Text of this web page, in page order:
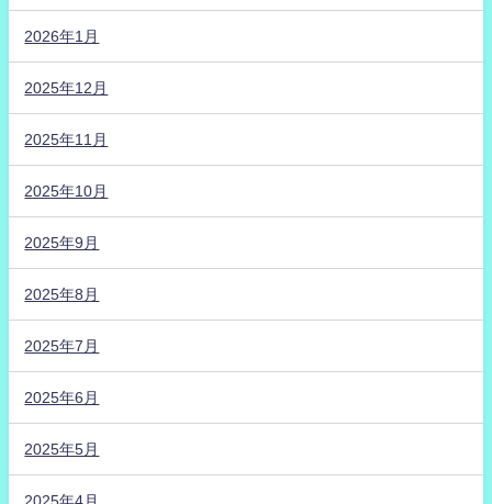
2026年1月
2025年12月
2025年11月
2025年10月
2025年9月
2025年8月
2025年7月
2025年6月
2025年5月
2025年4月